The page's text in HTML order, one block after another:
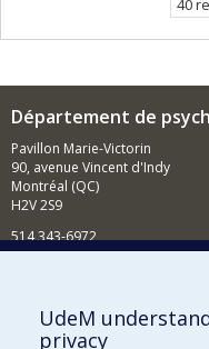
40
Département de
Pavillon Marie-Victorin
90, avenue Vincent d'Indy
Montréal (QC)
H2V 2S9
514 343-6972
Comment soutenir le
UdeM
privacy